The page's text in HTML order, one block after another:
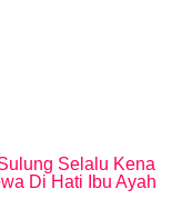
Selalu Kena
Di Hati Ibu Ayah